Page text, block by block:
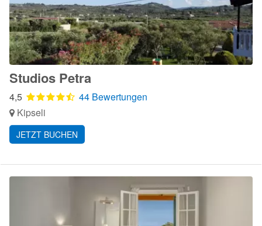
Studios Petra
4,5
44 Bewertungen
Kipseli
JETZT BUCHEN